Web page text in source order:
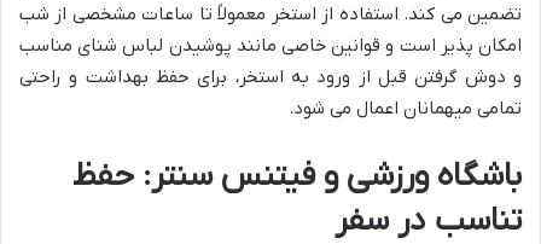
تضمین می کند. استفاده از استخر معمولاً تا ساعات مشخصی از شب
امکان پذیر است و قوانین خاصی مانند پوشیدن لباس شنای مناسب
و دوش گرفتن قبل از ورود به استخر، برای حفظ بهداشت و راحتی
تمامی میهمانان اعمال می شود.
باشگاه ورزشی و فیتنس سنتر: حفظ
تناسب در سفر